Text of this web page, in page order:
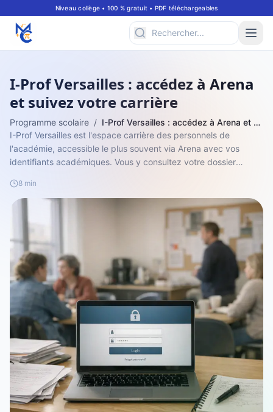
Niveau collège • 100 % gratuit • PDF téléchargeables
I-Prof Versailles : accédez à Arena
et suivez votre carrière
Programme scolaire /
I-Prof Versailles : accédez à Arena et suivez votre carrière
I-Prof Versailles est l'espace carrière des personnels de
l'académie, accessible le plus souvent via Arena avec vos
identifiants académiques. Vous y consultez votre dossier
8 min